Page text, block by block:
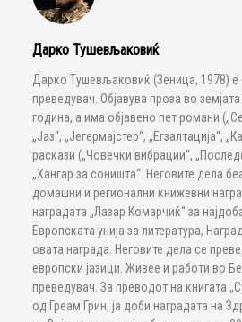
Дарко Тушевљаковиќ
Дарко Тушевљаковиќ (Зеница, 1978) е
преведувач. Објавува проза во
година, а има објавено пет романи
„Јаз“, „Јегермајстер“, „Егзалтација“,
раскази („Човечки вибрации“,
„Хангар за соништа“. Неговите дела
домашни и регионални книжевни
наградата „Лазар Комарчиќ“ за
Европската унија за литература,
овата награда. Неговите дела се
европски јазици. Живее и работи во
преведувач. За преводот на книгата
од Греам Грин, ја доби наградата на